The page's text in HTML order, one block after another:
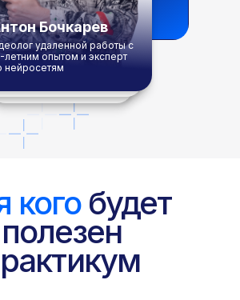
удаленной работы с
летним опытом и эксперт
нейросетям
Бочкарев
когобудет
полезен